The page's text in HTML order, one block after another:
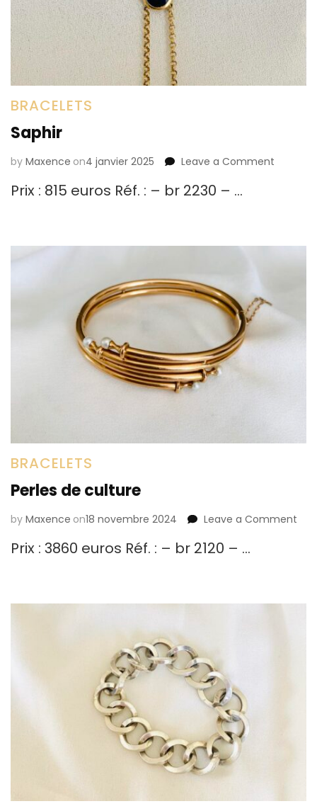
BRACELETS
Saphir
by Maxence on4 janvier 2025 Leave a Comment
Prix : 815 euros Réf. : – br 2230 – …
BRACELETS
Perles de culture
by Maxence on18 novembre 2024 Leave a Comment
Prix : 3860 euros Réf. : – br 2120 – …